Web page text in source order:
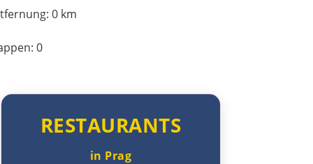
Cluj-Napoca
Sibiu
Râmnicu Vâlcea
0 km
0
RESTAURANTS
in Prag